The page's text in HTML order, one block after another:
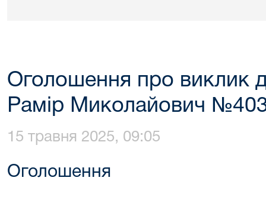
Оголошення про виклик
Рамір Миколайович
15 травня 2025, 09:05
Оголошення